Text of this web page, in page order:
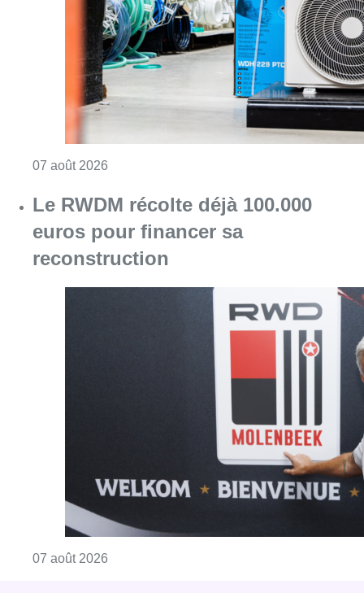
07 août 2026
Le RWDM récolte déjà 100.000
euros pour financer sa
reconstruction
07 août 2026